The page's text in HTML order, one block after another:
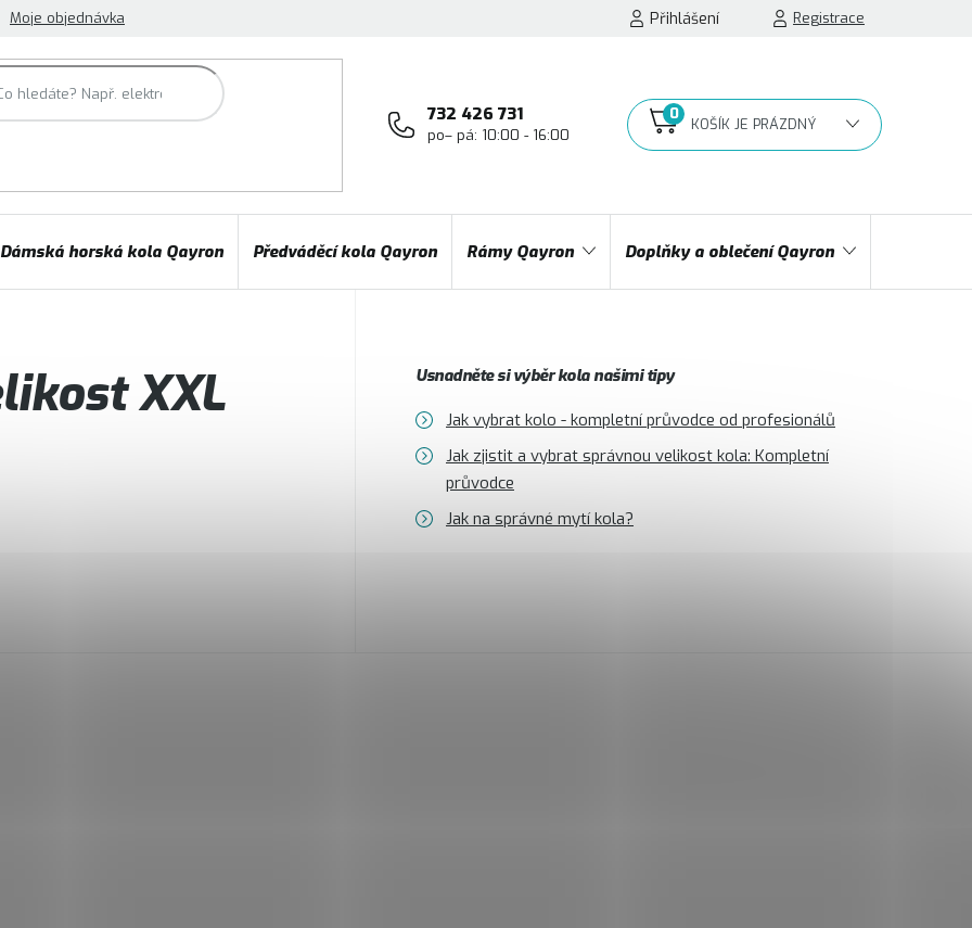
Moje objednávka Přihlášení Registrace
732 426 731
po– pá: 10:00 - 16:00
NÁKUPNÍ
Dámská horská kola Qayron Předváděcí kola Qayron Rámy Qayron Doplňky a oblečení Qayron
XXL Usnadněte si výběr kola našimi tipy
Jak vybrat kolo - kompletní průvodce od profesionálů
Jak zjistit a vybrat správnou velikost kola: Kompletní
průvodce
Jak na správné mytí kola?